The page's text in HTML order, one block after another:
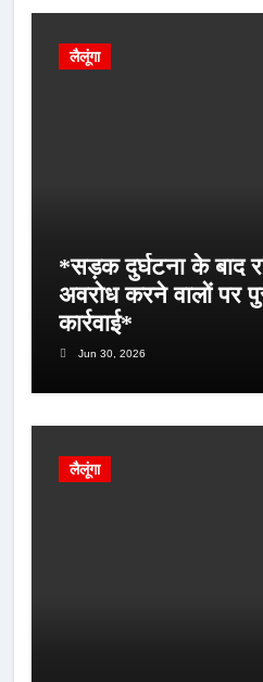
लैलूंगा
*सड़क दुर्घटना के बाद
अवरोध करने वालों पर
कार्रवाई*
Jun 30, 2026
लैलूंगा